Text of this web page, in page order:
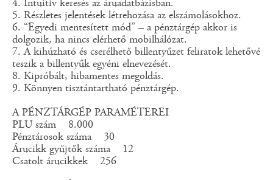
4. Intuitív keresés az áruadatbázisban.
5. Részletes jelentések létrehozása az elszámolásokhoz.
6. “Egyedi mentesített mód” – a pénztárgép akkor is
dolgozik, ha nincs elérhető mobilhálózat.
7. A kihúzható és cserélhető billentyűzet feliratok lehetővé
teszik a billentyűk egyéni elnevezését.
8. Kipróbált, hibamentes megoldás.
9. Könnyen tisztántartható pénztárgép.
A PÉNZTÁRGÉP PARAMÉTEREI
PLU szám 8.000
Pénztárosok száma 30
Árucikk gyűjtők száma 12
Csatolt árucikkek 256